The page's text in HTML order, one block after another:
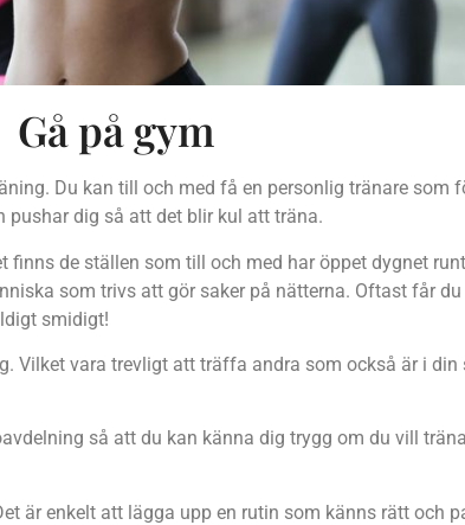
Gå på gym
Du kan till och med få en personlig tränare som
pushar dig så att det blir kul att träna.
de ställen som till och med har öppet dygnet
som trivs att gör saker på nätterna. Oftast får
smidigt!
Vilket vara trevligt att träffa andra som också är i
så att du kan känna dig trygg om du vill
är enkelt att lägga upp en rutin som känns rätt och